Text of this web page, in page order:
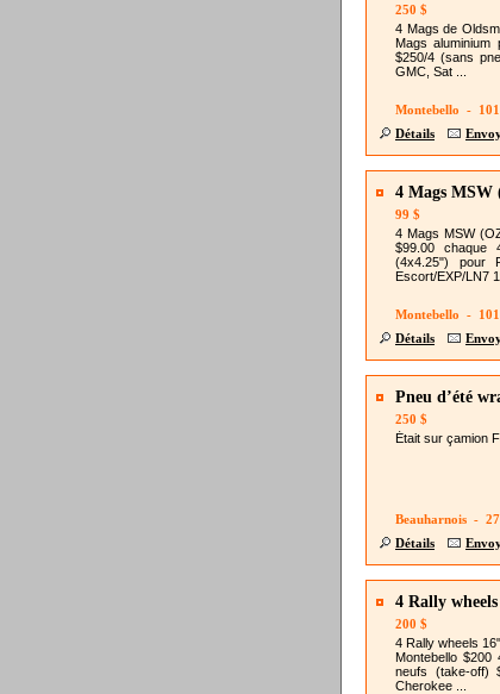
250 $
4 Mags de
Mags aluminium
$250/4 (sans
GMC, Sat ...
Montebello -
Détails
4 Mags MSW
99 $
4 Mags MSW
$99.00 chaque
(4x4.25") pour
Escort/EXP/LN7
Montebello -
Détails
Pneu d’été
250 $
Était sur çamion
Beauharnois -
Détails
4 Rally
200 $
4 Rally wheels
Montebello
neufs (take-off)
Cherokee ...